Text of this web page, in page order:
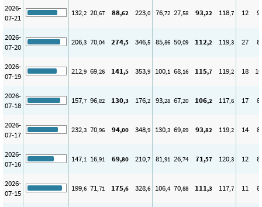
2026-
07-21
132,2 20,67 88,62 223,0 76,72 27,58 93,22 118,7 12 9
2026-
07-20
206,3 70,04 274,5 346,5 85,86 50,09 112,2 119,3 27 8
2026-
07-19
212,9 69,26 141,5 353,9 100,1 68,16 115,7 119,2 18 10
2026-
07-18
157,7 96,82 130,3 176,2 93,28 67,20 106,2 117,6 17 8
2026-
07-17
232,3 70,96 94,00 348,9 130,3 69,89 93,82 119,2 14 8
2026-
07-16
147,1 16,91 69,80 210,7 81,91 26,74 71,57 120,3 12 8
2026-
07-15
199,6 71,71 175,6 328,6 106,4 70,88 111,3 117,7 11 8